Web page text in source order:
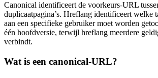
Canonical identificeert de voorkeurs-URL
duplicaatpagina’s. Hreflang identificeert welke
aan een specifieke gebruiker moet worden
één hoofdversie, terwijl hreflang meerdere
verbindt.
Wat is een canonical-URL?